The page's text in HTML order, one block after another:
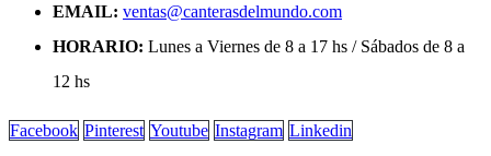
EMAIL: ventas@canterasdelmundo.com
HORARIO: Lunes a Viernes de 8 a 17 hs / Sábados de 8 a
12 hs
Facebook Pinterest Youtube Instagram Linkedin